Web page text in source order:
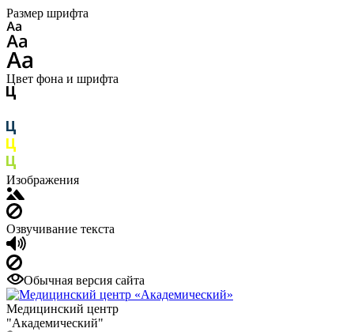
Размер шрифта
Цвет фона и шрифта
Изображения
Озвучивание текста
Обычная версия сайта
Медицинский центр
"Академический"